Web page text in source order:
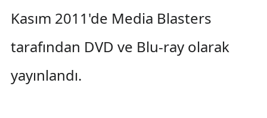
Kasım 2011'de Media Blasters
tarafından DVD ve Blu-ray olarak
yayınlandı.